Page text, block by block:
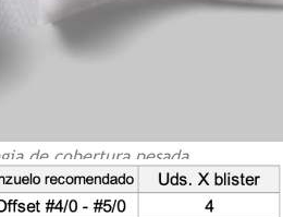
de cobertura pesada.